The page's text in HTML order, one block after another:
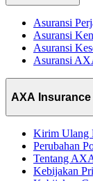
Asuransi
Asuransi
Asuransi
Asuransi
AXA Insurance
Kirim Ulang
Perubahan
Tentang
Kebijakan